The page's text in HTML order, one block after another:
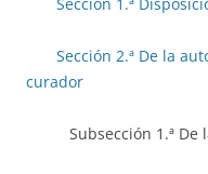
Sección 1.ª
Sección 2.ª De la
curador
Subsección 1.ª De